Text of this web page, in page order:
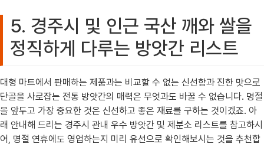
5. 경주시 및 인근 국산 깨와 쌀을
정직하게 다루는 방앗간 리스트
대형 마트에서 판매하는 제품과는 비교할 수 없는 신선함과 진한 맛으로
단골을 사로잡는 전통 방앗간의 매력은 무엇과도 바꿀 수 없습니다. 명절
을 앞두고 가장 중요한 것은 신선하고 좋은 재료를 구하는 것이겠죠. 아
래 안내해 드리는 경주시 관내 우수 방앗간 및 제분소 리스트를 참고하시
어, 명절 연휴에도 영업하는지 미리 유선으로 확인해보시는 것을 추천합